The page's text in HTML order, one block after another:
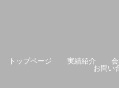
トップページ 実績紹介
お問い